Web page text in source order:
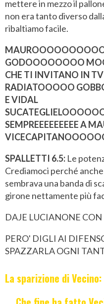
mettere in mezzo il
non era tanto diverso
ribaltiamo facile.
GODOOOOOOOO
CHE TI INVITANO IN TV
RADIATOOOOO
E VIDAL
SEMPREEEEEEEEE A
SPALLETTI 6.5: Le
Crediamoci perché
sembrava una banda di
girone nettamente più
DAJE LUCIANONE CON
PERO' DIGLI AI
SPAZZARLA OGNI
La sparizione di